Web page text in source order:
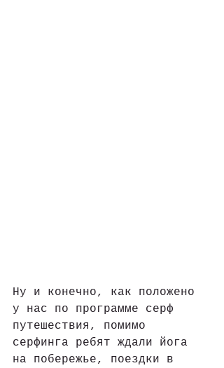
Ну и конечно, как положено
у нас по программе серф
путешествия, помимо
серфинга ребят ждали йога
на побережье, поездки в